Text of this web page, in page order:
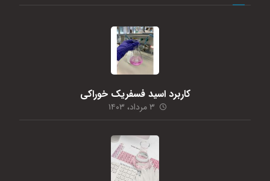
کاربرد اسید فسفریک خوراکی
۳ مرداد، ۱۴۰۳